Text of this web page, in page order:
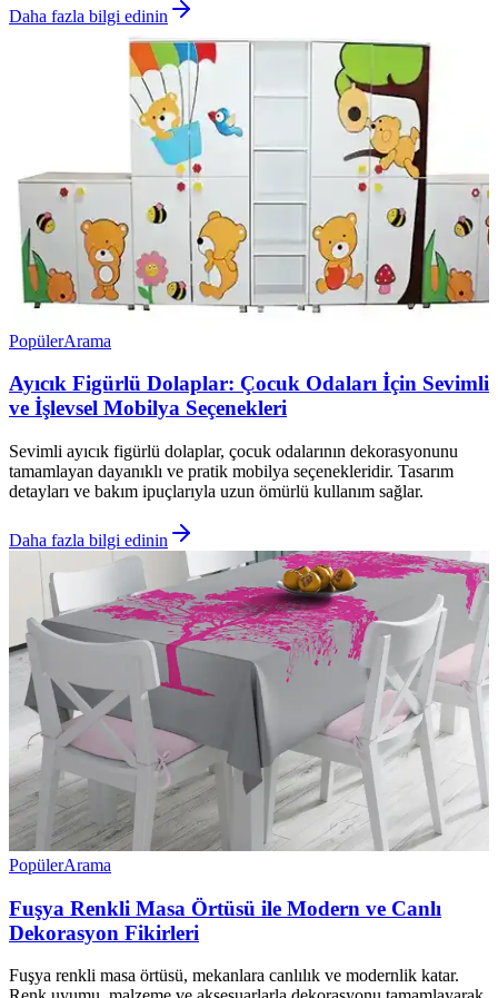
Daha fazla bilgi edinin
PopülerArama
Ayıcık Figürlü Dolaplar: Çocuk Odaları İçin Sevimli
ve İşlevsel Mobilya Seçenekleri
Sevimli ayıcık figürlü dolaplar, çocuk odalarının dekorasyonunu
tamamlayan dayanıklı ve pratik mobilya seçenekleridir. Tasarım
detayları ve bakım ipuçlarıyla uzun ömürlü kullanım sağlar.
Daha fazla bilgi edinin
PopülerArama
Fuşya Renkli Masa Örtüsü ile Modern ve Canlı
Dekorasyon Fikirleri
Fuşya renkli masa örtüsü, mekanlara canlılık ve modernlik katar.